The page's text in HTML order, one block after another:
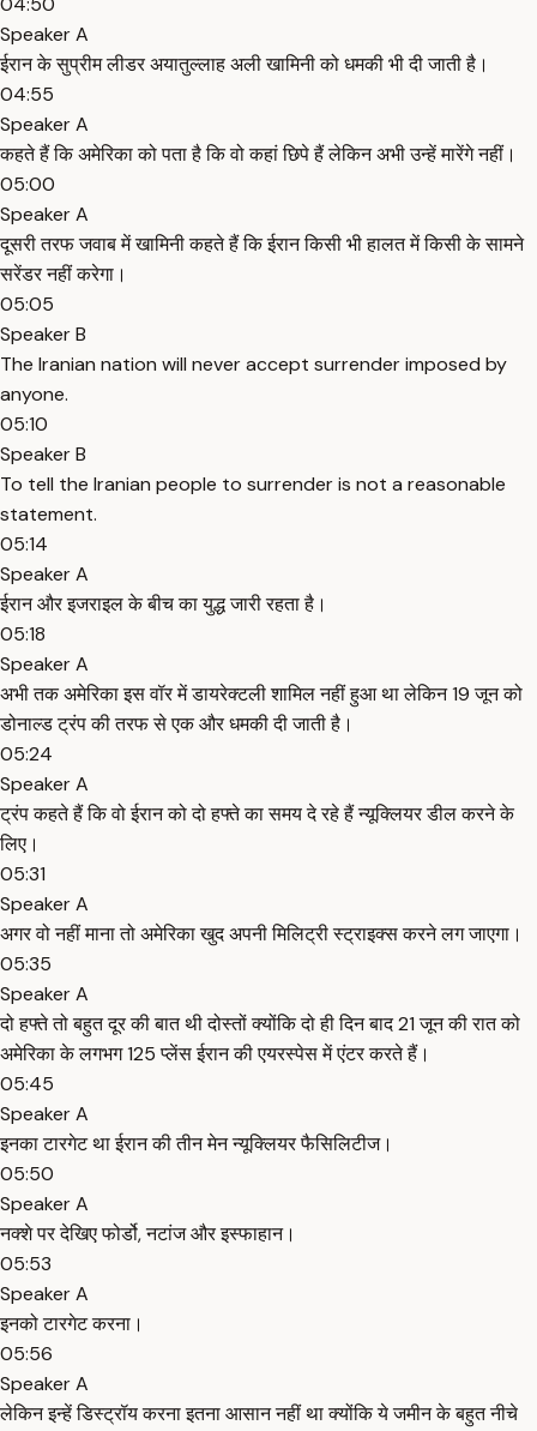
Speaker A
ईरान के सुप्रीम लीडर अयातुल्लाह अली खामिनी को धमकी भी दी जाती है।
04:55
Speaker A
कहते हैं कि अमेरिका को पता है कि वो कहां छिपे हैं लेकिन अभी उन्हें मारेंगे नहीं।
05:00
Speaker A
दूसरी तरफ जवाब में खामिनी कहते हैं कि ईरान किसी भी हालत में किसी के सामने
सरेंडर नहीं करेगा।
05:05
Speaker B
The Iranian nation will never accept surrender imposed by
anyone.
05:10
Speaker B
To tell the Iranian people to surrender is not a reasonable
statement.
05:14
Speaker A
ईरान और इजराइल के बीच का युद्ध जारी रहता है।
05:18
Speaker A
अभी तक अमेरिका इस वॉर में डायरेक्टली शामिल नहीं हुआ था लेकिन 19 जून को
डोनाल्ड ट्रंप की तरफ से एक और धमकी दी जाती है।
05:24
Speaker A
ट्रंप कहते हैं कि वो ईरान को दो हफ्ते का समय दे रहे हैं न्यूक्लियर डील करने के
लिए।
05:31
Speaker A
अगर वो नहीं माना तो अमेरिका खुद अपनी मिलिट्री स्ट्राइक्स करने लग जाएगा।
05:35
Speaker A
दो हफ्ते तो बहुत दूर की बात थी दोस्तों क्योंकि दो ही दिन बाद 21 जून की रात को
अमेरिका के लगभग 125 प्लेंस ईरान की एयरस्पेस में एंटर करते हैं।
05:45
Speaker A
इनका टारगेट था ईरान की तीन मेन न्यूक्लियर फैसिलिटीज।
05:50
Speaker A
नक्शे पर देखिए फोर्डो, नटांज और इस्फाहान।
05:53
Speaker A
इनको टारगेट करना।
05:56
Speaker A
लेकिन इन्हें डिस्ट्रॉय करना इतना आसान नहीं था क्योंकि ये जमीन के बहुत नीचे